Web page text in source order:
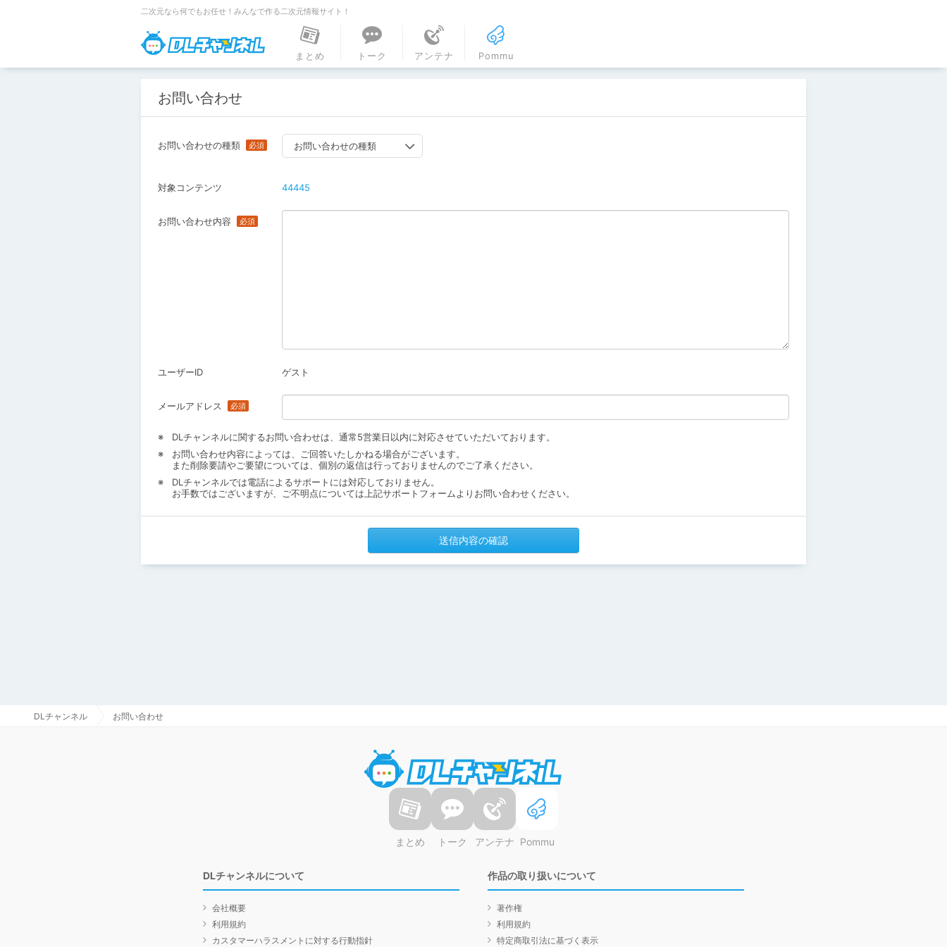
二次元なら何でもお任せ！みんなで作る二次元情報サイト！
DLチャンネル
まとめ
トーク アンテナ Pommu
お問い合わせ
お問い合わせの種類 お問い合わせの種類
対象コンテンツ 44445
お問い合わせ内容
ユーザーID ゲスト
メールアドレス
DLチャンネルに関するお問い合わせは、通常5営業日以内に対応させていただいております。
お問い合わせ内容によっては、ご回答いたしかねる場合がございます。
また削除要請やご要望については、個別の返信は行っておりませんのでご了承ください。
DLチャンネルでは電話によるサポートには対応しておりません。
お手数ではございますが、ご不明点については上記サポートフォームよりお問い合わせください。
送信内容の確認
DLチャンネル お問い合わせ
まとめ トーク アンテナ Pommu
DLチャンネルについて
会社概要
利用規約
カスタマーハラスメントに対する行動指針
作品の取り扱いについて
著作権
利用規約
特定商取引法に基づく表示